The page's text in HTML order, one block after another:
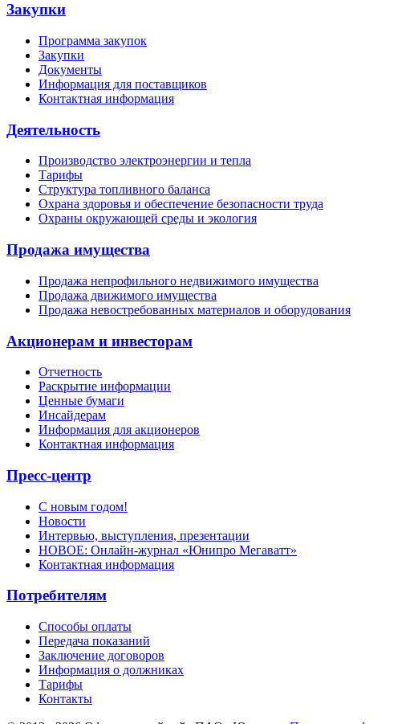
Закупки
Программа закупок
Закупки
Документы
Информация для поставщиков
Контактная информация
Деятельность
Производство электроэнергии и тепла
Тарифы
Структура топливного баланса
Охрана здоровья и обеспечение безопасности труда
Охраны окружающей среды и экология
Продажа имущества
Продажа непрофильного недвижимого имущества
Продажа движимого имущества
Продажа невостребованных материалов и оборудования
Акционерам и инвесторам
Отчетность
Раскрытие информации
Ценные бумаги
Инсайдерам
Информация для акционеров
Контактная информация
Пресс-центр
С новым годом!
Новости
Интервью, выступления, презентации
НОВОЕ: Онлайн-журнал «Юнипро Мегаватт»
Контактная информация
Потребителям
Способы оплаты
Передача показаний
Заключение договоров
Информация о должниках
Тарифы
Контакты